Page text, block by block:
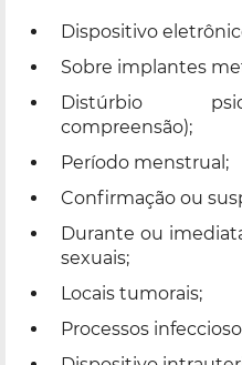
Dispositivo
Sobre implantes
Distúrbio
compreensão);
Período menstrual;
Confirmação ou
Durante ou
sexuais;
Locais tumorais;
Processos